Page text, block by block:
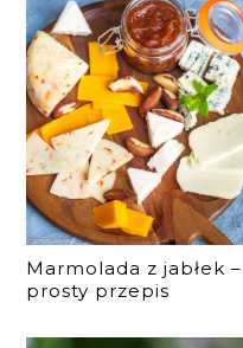
Marmolada z jabłek –
prosty przepis